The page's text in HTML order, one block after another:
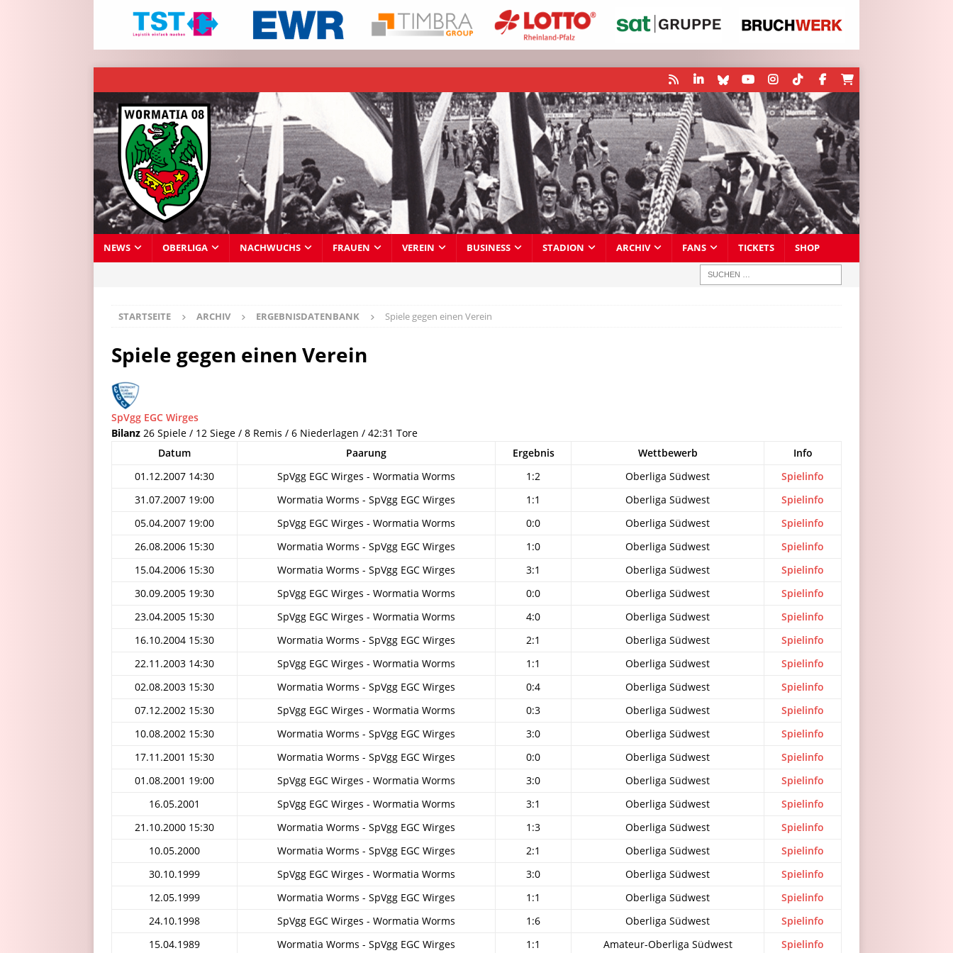
NEWS OBERLIGA NACHWUCHS FRAUEN VEREIN BUSINESS STADION ARCHIV FANS TICKETS SHOP
STARTSEITE ARCHIV ERGEBNISDATENBANK Spiele gegen einen Verein
Spiele gegen einen Verein
SpVgg EGC Wirges
Bilanz 26 Spiele / 12 Siege / 8 Remis / 6 Niederlagen / 42:31 Tore
Datum
Paarung Ergebnis Wettbewerb
Info
01.12.2007 14:30
SpVgg EGC Wirges - Wormatia Worms 1:2 Oberliga Südwest
Spielinfo
31.07.2007 19:00
Wormatia Worms - SpVgg EGC Wirges 1:1 Oberliga Südwest
Spielinfo
05.04.2007 19:00
SpVgg EGC Wirges - Wormatia Worms 0:0 Oberliga Südwest
Spielinfo
26.08.2006 15:30
Wormatia Worms - SpVgg EGC Wirges 1:0 Oberliga Südwest
Spielinfo
15.04.2006 15:30
Wormatia Worms - SpVgg EGC Wirges 3:1 Oberliga Südwest
Spielinfo
30.09.2005 19:30
SpVgg EGC Wirges - Wormatia Worms 0:0 Oberliga Südwest
Spielinfo
23.04.2005 15:30
SpVgg EGC Wirges - Wormatia Worms 4:0 Oberliga Südwest
Spielinfo
16.10.2004 15:30
Wormatia Worms - SpVgg EGC Wirges 2:1 Oberliga Südwest
Spielinfo
22.11.2003 14:30
SpVgg EGC Wirges - Wormatia Worms 1:1 Oberliga Südwest
Spielinfo
02.08.2003 15:30
Wormatia Worms - SpVgg EGC Wirges 0:4 Oberliga Südwest
Spielinfo
07.12.2002 15:30
SpVgg EGC Wirges - Wormatia Worms 0:3 Oberliga Südwest
Spielinfo
10.08.2002 15:30
Wormatia Worms - SpVgg EGC Wirges 3:0 Oberliga Südwest
Spielinfo
17.11.2001 15:30
Wormatia Worms - SpVgg EGC Wirges 0:0 Oberliga Südwest
Spielinfo
01.08.2001 19:00
SpVgg EGC Wirges - Wormatia Worms 3:0 Oberliga Südwest
Spielinfo
16.05.2001
SpVgg EGC Wirges - Wormatia Worms 3:1 Oberliga Südwest
Spielinfo
21.10.2000 15:30
Wormatia Worms - SpVgg EGC Wirges 1:3 Oberliga Südwest
Spielinfo
10.05.2000
Wormatia Worms - SpVgg EGC Wirges 2:1 Oberliga Südwest
Spielinfo
30.10.1999
SpVgg EGC Wirges - Wormatia Worms 3:0 Oberliga Südwest
Spielinfo
12.05.1999
Wormatia Worms - SpVgg EGC Wirges 1:1 Oberliga Südwest
Spielinfo
24.10.1998
SpVgg EGC Wirges - Wormatia Worms 1:6 Oberliga Südwest
Spielinfo
15.04.1989
Wormatia Worms - SpVgg EGC Wirges 1:1 Amateur-Oberliga Südwest Spielinfo